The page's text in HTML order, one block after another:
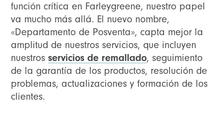
función crítica en Farleygreene, nuestro papel
va mucho más allá. El nuevo nombre,
«Departamento de Posventa», capta mejor la
amplitud de nuestros servicios, que incluyen
nuestrosservicios de remallado, seguimiento
de la garantía de los productos, resolución de
problemas, actualizaciones y formación de los
clientes.